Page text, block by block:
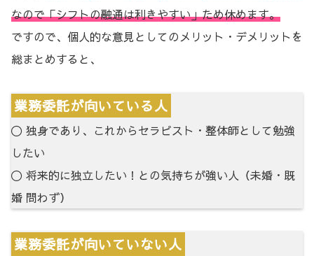
なので「シフトの融通は利きやすい」ため休めます。
ですので、個人的な意見としてのメリット・デメリットを
総まとめすると、
業務委託が向いている人
〇 独身であり、これからセラピスト・整体師として勉強
したい
〇 将来的に独立したい！との気持ちが強い人（未婚・既
婚 問わず）
業務委託が向いていない人